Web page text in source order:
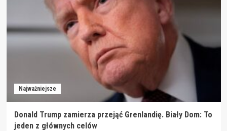
Najważniejsze
Donald Trump zamierza przejąć Grenlandię. Biały Dom: To
jeden z głównych celów